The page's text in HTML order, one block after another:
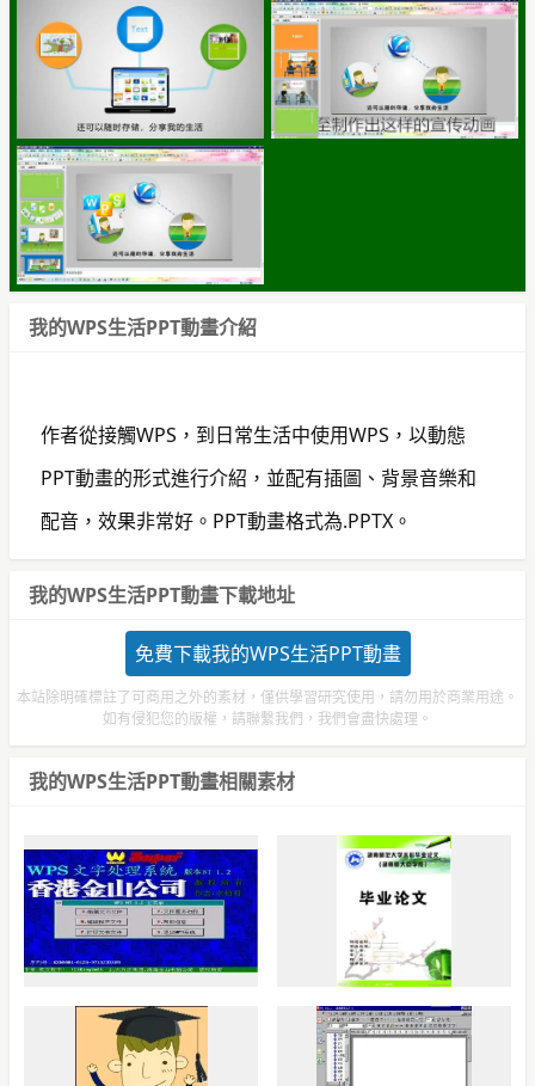
我的WPS生活PPT動畫介紹
作者從接觸WPS，到日常生活中使用WPS，以動態
PPT動畫的形式進行介紹，並配有插圖、背景音樂和
配音，效果非常好。PPT動畫格式為.PPTX。
我的WPS生活PPT動畫下載地址
免費下載我的WPS生活PPT動畫
本站除明確標註了可商用之外的素材，僅供學習研究使用，請勿用於商業用途。
如有侵犯您的版權，請聯繫我們，我們會盡快處理。
我的WPS生活PPT動畫相關素材